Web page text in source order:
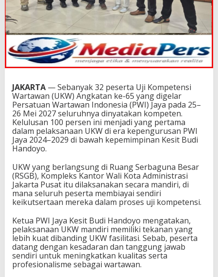
JAKARTA — Sebanyak 32 peserta Uji Kompetensi
Wartawan (UKW) Angkatan ke-65 yang digelar
Persatuan Wartawan Indonesia (PWI) Jaya pada 25–
26 Mei 2027 seluruhnya dinyatakan kompeten.
Kelulusan 100 persen ini menjadi yang pertama
dalam pelaksanaan UKW di era kepengurusan PWI
Jaya 2024–2029 di bawah kepemimpinan Kesit Budi
Handoyo.
UKW yang berlangsung di Ruang Serbaguna Besar
(RSGB), Kompleks Kantor Wali Kota Administrasi
Jakarta Pusat itu dilaksanakan secara mandiri, di
mana seluruh peserta membiayai sendiri
keikutsertaan mereka dalam proses uji kompetensi.
Ketua PWI Jaya Kesit Budi Handoyo mengatakan,
pelaksanaan UKW mandiri memiliki tekanan yang
lebih kuat dibanding UKW fasilitasi. Sebab, peserta
datang dengan kesadaran dan tanggung jawab
sendiri untuk meningkatkan kualitas serta
profesionalisme sebagai wartawan.